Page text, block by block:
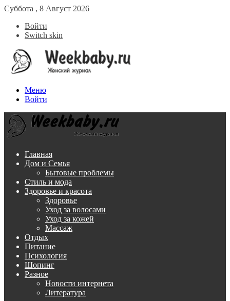
Суббота , 8 Август 2026
Войти
Switch skin
Меню
Войти
Главная
Дом и Семья
Бытовые проблемы
Стиль и мода
Здоровье и красота
Здоровье
Уход за волосами
Уход за кожей
Массаж
Отдых
Питание
Психология
Шопинг
Разное
Новости интернета
Литература